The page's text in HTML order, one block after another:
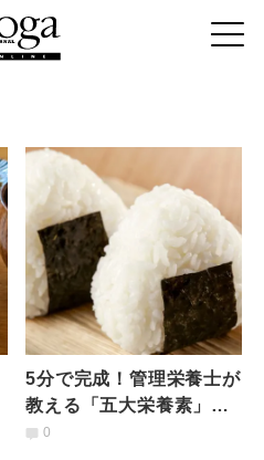
5分で完成！管理栄養士が
教える「五大栄養素」が
とれる朝おにぎり
0